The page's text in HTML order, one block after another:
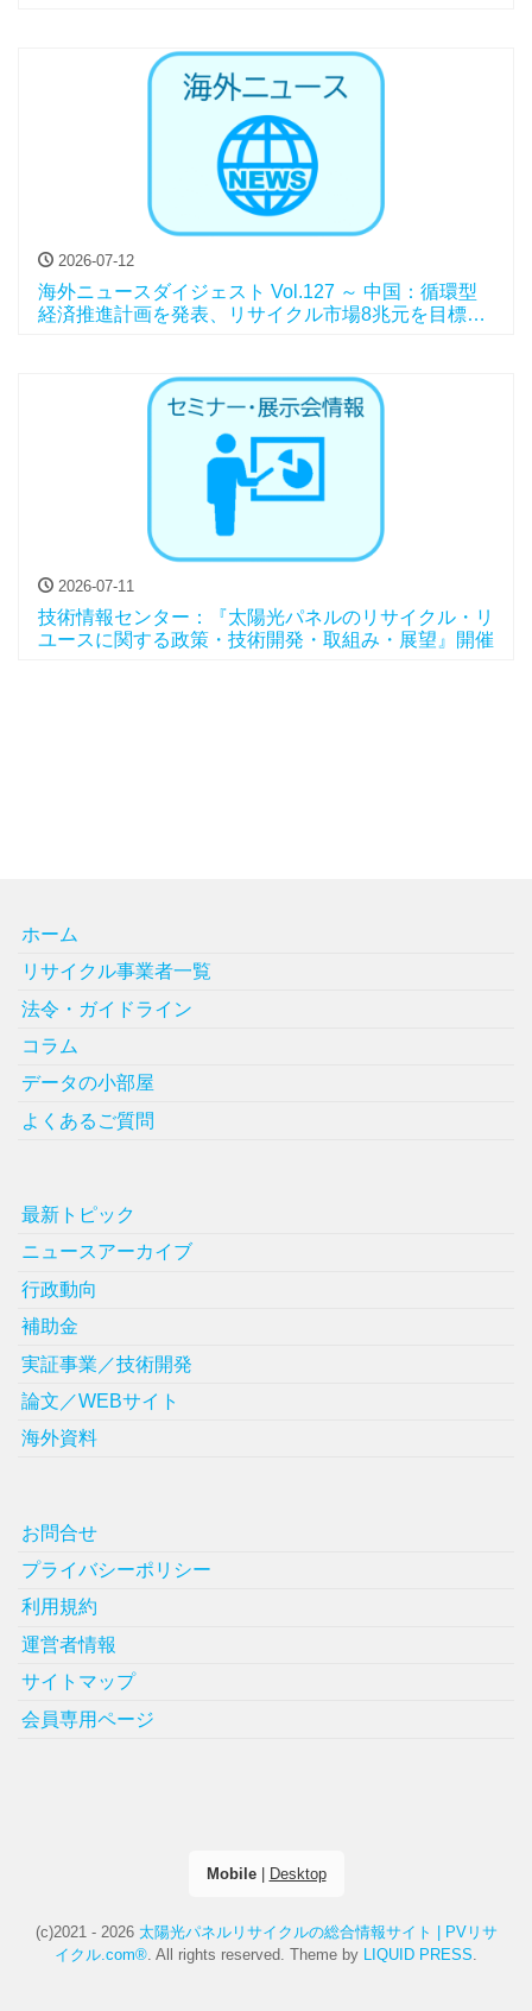
2026-07-12
海外ニュースダイジェスト Vol.127 ～ 中国：循環型
経済推進計画を発表、リサイクル市場8兆元を目標
2026-07-11
技術情報センター：『太陽光パネルのリサイクル・リ
ユースに関する政策・技術開発・取組み・展望』開催
ホーム
リサイクル事業者一覧
法令・ガイドライン
コラム
データの小部屋
よくあるご質問
最新トピック
ニュースアーカイブ
行政動向
補助金
実証事業／技術開発
論文／WEBサイト
海外資料
お問合せ
プライバシーポリシー
利用規約
運営者情報
サイトマップ
会員専用ページ
Mobile| Desktop
(c)2021 - 2026 太陽光パネルリサイクルの総合情報サイト | PVリサ
イクル.com® . All rights reserved. Theme by LIQUID PRESS